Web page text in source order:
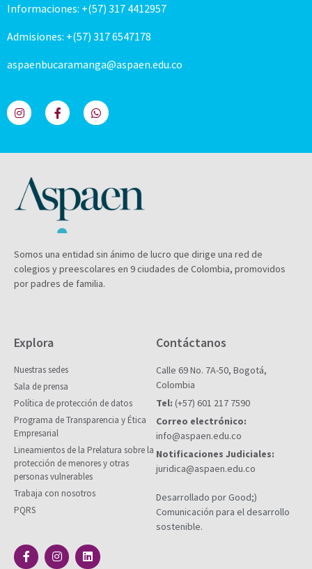
Informaciones: +(57) 317 4412957
Admisiones: +(57) 317 6547178
aspaenbucaramanga@aspaen.edu.co
Somos una entidad sin ánimo de lucro que dirige una red de
colegios y preescolares en 9 ciudades de Colombia, promovidos
por padres de familia.
Explora
Nuestras sedes
Sala de prensa
Política de protección de datos
Programa de Transparencia y Ética
Empresarial
Lineamientos de la Prelatura sobre la
protección de menores y otras
personas vulnerables
Trabaja con nosotros
PQRS
Contáctanos
Calle 69 No. 7A-50, Bogotá,
Colombia
Tel: (+57) 601 217 7590
Correo electrónico:
info@aspaen.edu.co
Notificaciones Judiciales:
juridica@aspaen.edu.co
Desarrollado por Good;)
Comunicación para el desarrollo
sostenible.